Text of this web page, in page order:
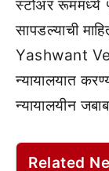
स्टोअर रूममध्ये
सापडल्याची
Yashwant
न्यायालयात
न्यायालयीन
Related